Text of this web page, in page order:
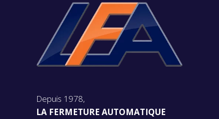
Depuis 1978,
LA FERMETURE AUTOMATIQUE